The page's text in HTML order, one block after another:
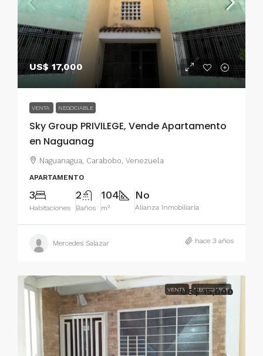
US$ 17,000
VENTA NEGOCIABLE
Sky Group PRIVILEGE, Vende Apartamento
en Naguanag
Naguanagua, Carabobo, Venezuela
APARTAMENTO
3
Habitaciones
2
Baños
104
m²
No
Alianza Inmobiliaria
Mercedes Salazar hace 3 años
VENTA NEGOCIABLE
US$ 15,000